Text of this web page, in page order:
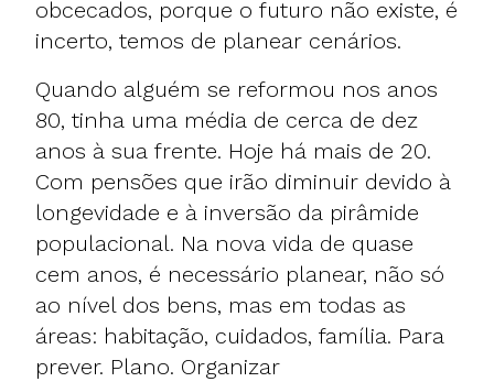
obcecados, porque o futuro não existe, é
incerto, temos de planear cenários.
Quando alguém se reformou nos anos
80, tinha uma média de cerca de dez
anos à sua frente. Hoje há mais de 20.
Com pensões que irão diminuir devido à
longevidade e à inversão da pirâmide
populacional. Na nova vida de quase
cem anos, é necessário planear, não só
ao nível dos bens, mas em todas as
áreas: habitação, cuidados, família. Para
prever. Plano. Organizar